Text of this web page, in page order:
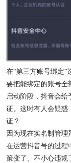
在“第三方账号绑定”
要把能绑定的账号全
启动阶段，抖音会给
证。这时有人会疑惑
证？
因为现在实名制管
在运营抖音号的过程
策变了、不小心违规